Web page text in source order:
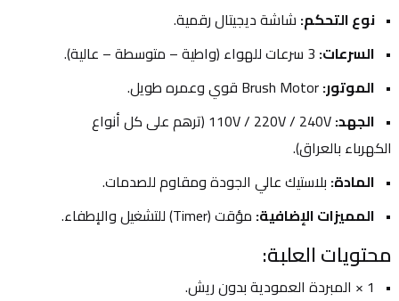
نوع التحكم: شاشة ديجيتال رقمية.
السرعات:
الموتور: Brush Motor قوي وعمره طويل.
الجهد:
الكهرباء بالعراق).
المادة: بلاستيك عالي الجودة ومقاوم للصدمات.
المميزات الإضافية: مؤقت (Timer) للتشغيل والإطفاء.
محتويات العلبة:
1 × المبردة العمودية بدون ريش.